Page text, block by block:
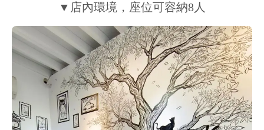
▼店內環境，座位可容納8人